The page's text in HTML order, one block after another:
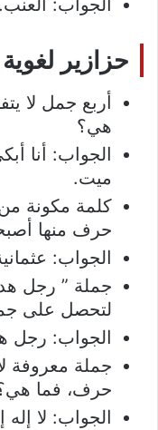
الجواب: العنب.
حزازير لغوية
أربع جمل لا
هي؟
الجواب: أنا
ميت.
كلمة مكونة
حرف منها
الجواب:
جملة ” رجل
لتحصل على
الجواب: رجل هد ٥٠
حرف، فما
الجواب: لا